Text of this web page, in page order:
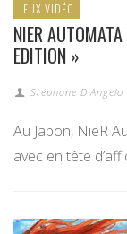
JEUX VIDÉO
NIER
EDITION »
Stéphane D'Angelo
Au Japon, NieR
avec en tête